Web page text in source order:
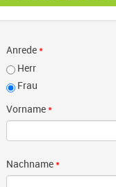
Anrede *
Herr
Frau
Vorname *
Nachname *